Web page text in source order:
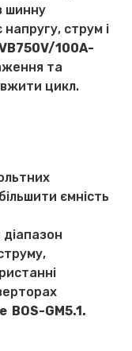
шинну
струм і
100A-
та
цикл.
ємність
BOS-GM5.1.